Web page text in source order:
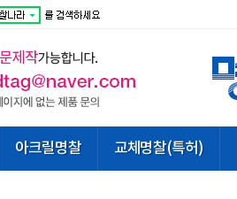
아크릴명찰 교체명찰(특허)